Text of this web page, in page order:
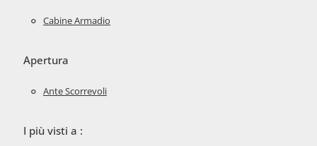
Cabine Armadio
Apertura
Ante Scorrevoli
I più visti a :